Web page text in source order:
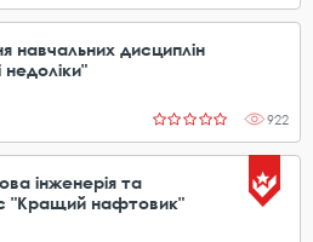
навчальних дисциплін
недоліки"
922
інженерія та
"Кращий нафтовик"